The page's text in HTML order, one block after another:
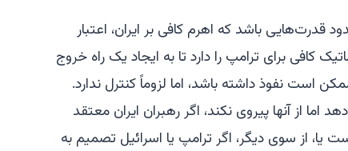
باشد که اهرم کافی بر ایران، اعتبار
کافی برای ترامپ را دارد تا به ایجاد یک راه خروج
نفوذ داشته باشد، اما لزوماً کنترل ندارد.
از آنها پیروی نکند، اگر رهبران ایران معتقد
یا، از سوی دیگر، اگر ترامپ یا اسرائیل تصمیم به